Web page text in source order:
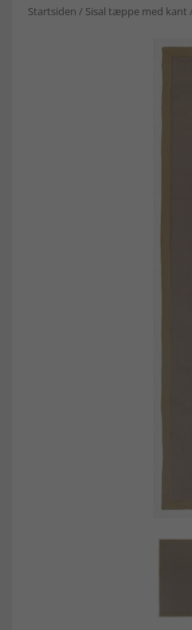
Startsiden / Sisal tæppe med kant